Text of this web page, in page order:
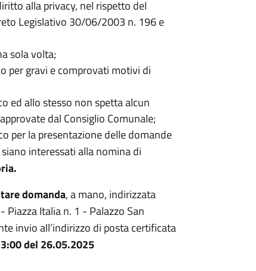
alla privacy, nel rispetto del
Legislativo 30/06/2003 n. 196 e
sola volta;
per gravi e comprovati motivi di
ed allo stesso non spetta alcun
dal Consiglio Comunale;
per la presentazione delle domande
interessati alla nomina di
domanda, a mano, indirizzata
Italia n. 1 - Palazzo San
invio all’indirizzo di posta certificata
del 26.05.2025